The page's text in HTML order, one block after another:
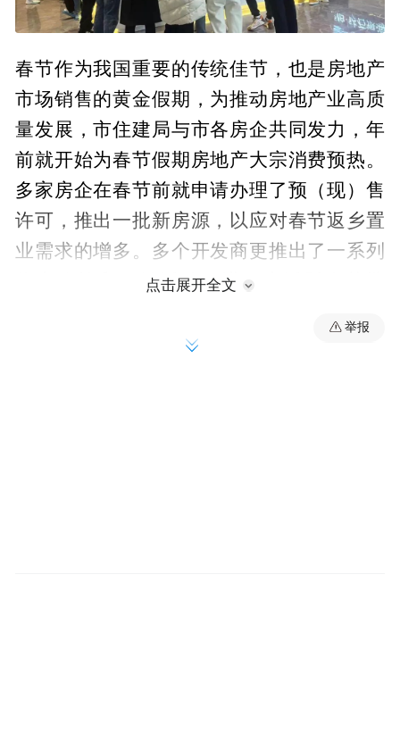
春节作为我国重要的传统佳节，也是房地产
市场销售的黄金假期，为推动房地产业高质
量发展，市住建局与市各房企共同发力，年
前就开始为春节假期房地产大宗消费预热。
多家房企在春节前就申请办理了预（现）售
许可，推出一批新房源，以应对春节返乡置
业需求的增多。多个开发商更推出了一系列
优惠政策和促销活动，进一步活跃春节楼
点击展开全文
举报